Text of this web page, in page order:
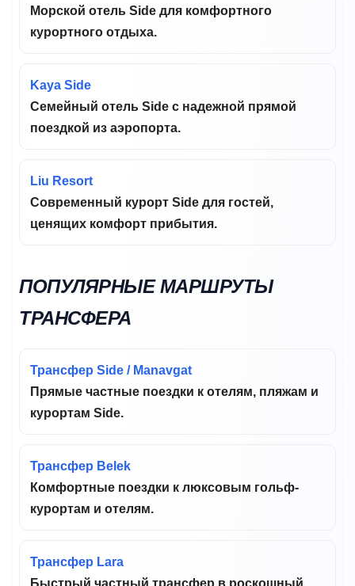
Морской отель Side для комфортного
курортного отдыха.
Kaya Side
Семейный отель Side с надежной прямой
поездкой из аэропорта.
Liu Resort
Современный курорт Side для гостей,
ценящих комфорт прибытия.
ПОПУЛЯРНЫЕ МАРШРУТЫ
ТРАНСФЕРА
Трансфер Side / Manavgat
Прямые частные поездки к отелям, пляжам и
курортам Side.
Трансфер Belek
Комфортные поездки к люксовым гольф-
курортам и отелям.
Трансфер Lara
Быстрый частный трансфер в роскошный